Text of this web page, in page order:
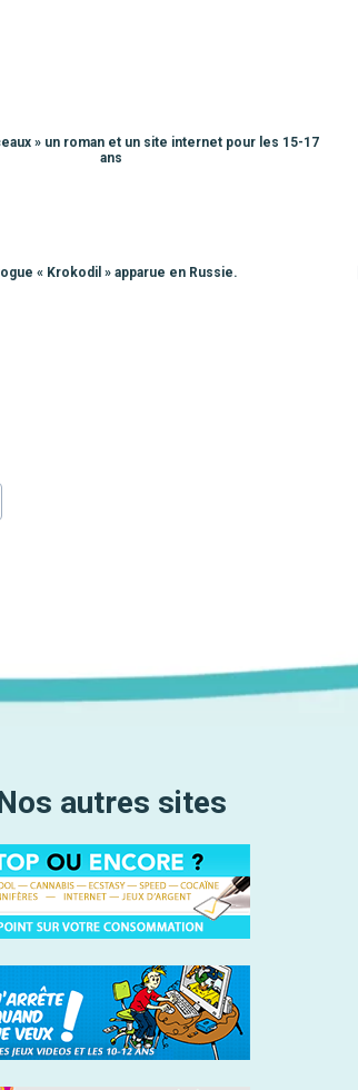
» un roman et un site internet pour les 15-17
ans
« Krokodil » apparue en Russie.
autres sites